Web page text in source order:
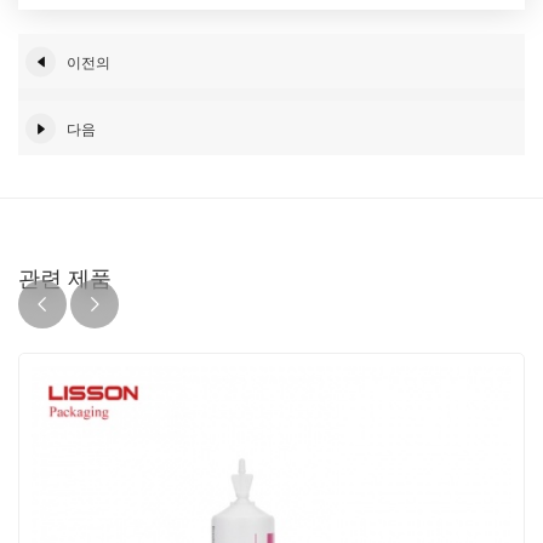
이전의
다음
관련 제품